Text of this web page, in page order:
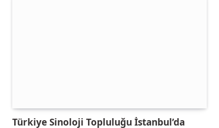
Türkiye Sinoloji Topluluğu İstanbul’da